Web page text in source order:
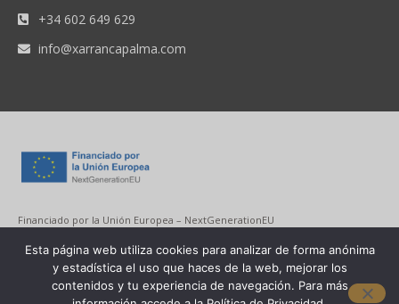
+34 602 649 629
info@xarrancapalma.com
Financiado por la Unión Europea – NextGenerationEU
Esta página web utiliza cookies para analizar de forma anónima
y estadística el uso que haces de la web, mejorar los
contenidos y tu experiencia de navegación. Para más